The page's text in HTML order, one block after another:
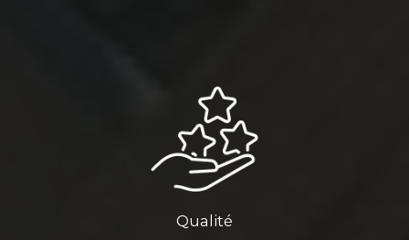
Qualité